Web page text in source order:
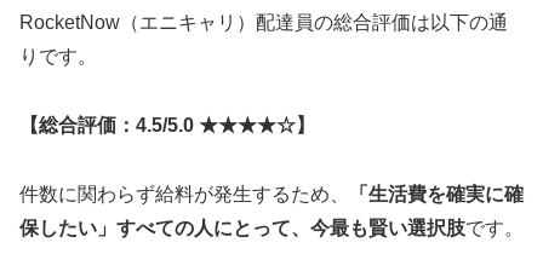
RocketNow（エニキャリ）配達員の総合評価は以下の通
りです。
【総合評価：4.5/5.0 ★★★★☆】
件数に関わらず給料が発生するため、
「生活費を確実に確
保したい」すべての人にとって、今最も賢い選択肢です。